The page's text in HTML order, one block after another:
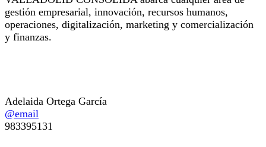
gestión empresarial, innovación, recursos humanos,
operaciones, digitalización, marketing y comercialización
y finanzas.
Adelaida Ortega García
@email
983395131